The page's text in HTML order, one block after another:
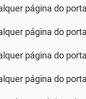
página do
página do
página do
página do